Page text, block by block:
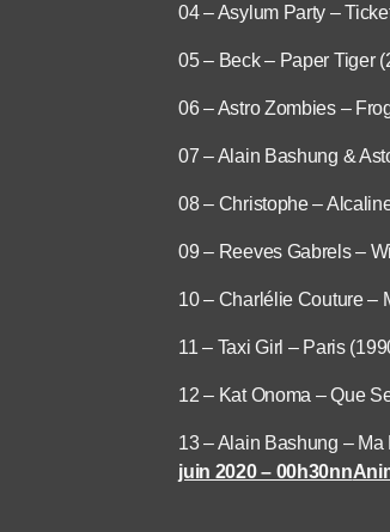
04 – Asylum Party –
05 – Beck – Paper Tiger
06 – Astro Zombies –
07 – Alain Bashung &
08 – Christophe –
09 – Reeves Gabrels –
10 – Charlélie Couture –
11 – Taxi Girl
12 – Kat Onoma – Que
13 – Alain Bashung –
juin 2020 – 00h30nn